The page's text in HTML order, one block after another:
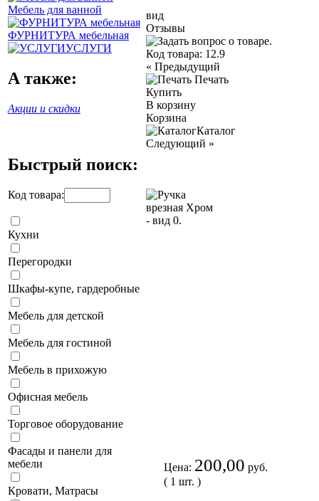
Мебель для ванной
ФУРНИТУРА мебельная
УСЛУГИ
А также:
Акции и скидки
Быстрый поиск:
Код товара:
Кухни
Перегородки
Шкафы-купе, гардеробные
Мебель для детской
Мебель для гостиной
Мебель в прихожую
Офисная мебель
Торговое оборудование
Фасады и панели для
мебели
Кровати, Матрасы
вид
Отзывы
Код товара: 12.9
« Предыдущий
Печать
Купить
В корзину
Корзина
Каталог
Следующий »
Цена: 200,00 руб.
( 1 шт. )